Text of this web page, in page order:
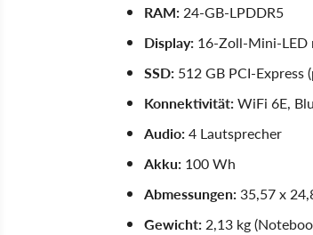
RAM:24-GB-LPDDR5
Display: 16-Zoll-Mini-LED
SSD: 512 GB PCI-
Konnektivität:WiFi 6E,
Audio:4 Lautsprecher
Akku: 100 Wh
Abmessungen:35,57 x
Gewicht:2,13 kg